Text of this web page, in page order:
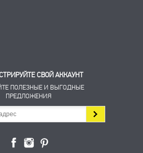
СВОЙ АККАУНТ
ПОЛЕЗНЫЕ И ВЫГОДНЫЕ
ПРЕДЛОЖЕНИЯ